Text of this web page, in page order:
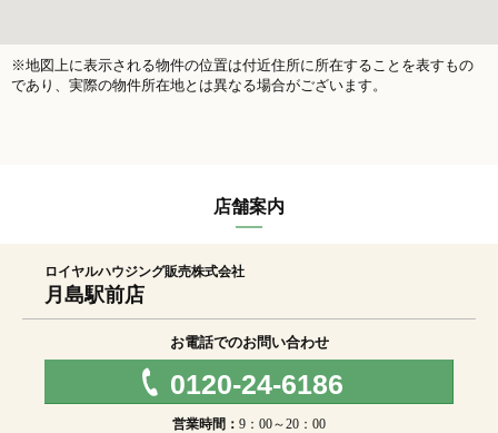
※地図上に表示される物件の位置は付近住所に所在することを表すもの
であり、実際の物件所在地とは異なる場合がございます。
店舗案内
ロイヤルハウジング販売株式会社
月島駅前店
お電話でのお問い合わせ
0120-24-6186
営業時間： 9：00～20：00